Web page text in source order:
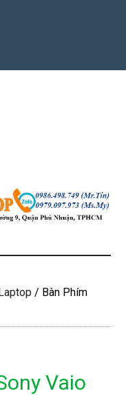
/ Bàn Phím
Vaio